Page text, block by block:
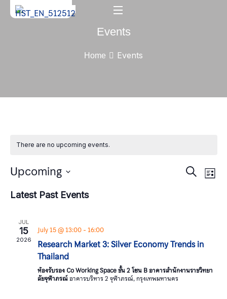
Events
Home Events
There are no upcoming events.
Events
SearchList
Upcoming
date.
Latest Past Events
JUL
15
2026
July 15 @ 13:00- 16:00
Research Market 3: Silver Economy Trends in
Thailand
ห้องรับรอง Co Working Space ชั้น 2 โซน B อาคารสำนักงานราชวิทยา
ลัยจุฬาภรณ์อาคารบริหาร 2 จุฬาภรณ์, กรุงเทพมหานคร